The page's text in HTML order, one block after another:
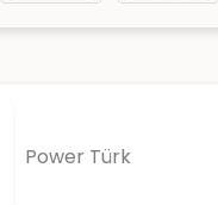
Power Türk